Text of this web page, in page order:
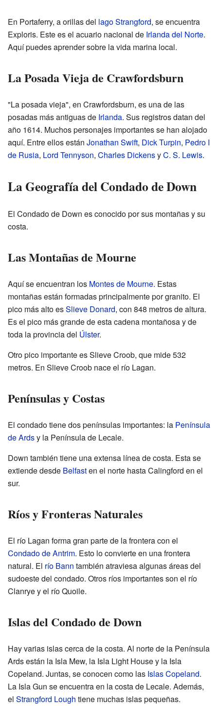
En Portaferry, a orillas del lago Strangford, se encuentra
Exploris. Este es el acuario nacional de Irlanda del Norte.
Aquí puedes aprender sobre la vida marina local.
La Posada Vieja de Crawfordsburn
"La posada vieja", en Crawfordsburn, es una de las
posadas más antiguas de Irlanda. Sus registros datan del
año 1614. Muchos personajes importantes se han alojado
aquí. Entre ellos están Jonathan Swift, Dick Turpin, Pedro I
de Rusia, Lord Tennyson, Charles DickensyC. S. Lewis.
La Geografía del Condado de Down
El Condado de Down es conocido por sus montañas y su
costa.
Las Montañas de Mourne
Aquí se encuentran los Montes de Mourne. Estas
montañas están formadas principalmente por granito. El
pico más alto esSlieve Donard, con 848 metros de altura.
Es el pico más grande de esta cadena montañosa y de
toda la provincia del Úlster.
Otro pico importante es Slieve Croob, que mide 532
metros. En Slieve Croob nace el río Lagan.
Penínsulas y Costas
El condado tiene dos penínsulas importantes: la Península
de Ardsy la Península de Lecale.
Down también tiene una extensa línea de costa. Esta se
extiende desde Belfasten el norte hasta Calingford en el
sur.
Ríos y Fronteras Naturales
El río Lagan forma gran parte de la frontera con el
Condado de Antrim. Esto lo convierte en una frontera
natural. El río Bann también atraviesa algunas áreas del
sudoeste del condado. Otros ríos importantes son el río
Clanrye y el río Quoile.
Islas del Condado de Down
Hay varias islas cerca de la costa. Al norte de la Península
Ards están la Isla Mew, la Isla Light House y la Isla
Copeland. Juntas, se conocen como las Islas Copeland.
La Isla Gun se encuentra en la costa de Lecale. Además,
el Strangford Lough tiene muchas islas pequeñas.